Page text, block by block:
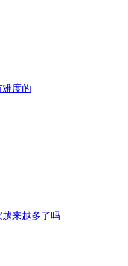
度的
来越多了吗